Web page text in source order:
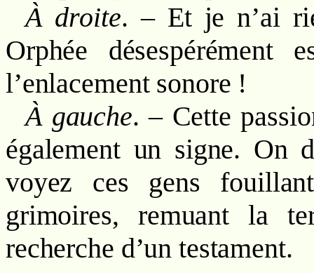
À droite. – Et je n’ai
Orphée désespérément
l’enlacement sonore !
À gauche. – Cette
également un signe. On
voyez ces gens
grimoires, remuant la
recherche d’un testament.